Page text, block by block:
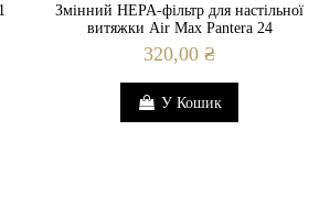
Змінний HEPA-фільтр для настільної
витяжки Air Max Pantera 24
320,00 ₴
У Кошик